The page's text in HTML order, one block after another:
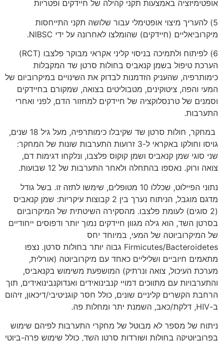
אופטימיזציה באמצעות תקני קהילה של חיידקים ופטריות
5) להעריך מיצוי אופטימלי עבור שלושה תקני התייחסות
מיקרוביאליים (חיידקים) שהומלצו לאחרונה על ידי NIBSC.
6) לפיתוח ולתמיכה בניסוי קליני אקראי מבוקר פלצבו (RCT)
הערכת טיפול בשמן קנאביס בחולות סרטן שד המקבלות
כימותרפיה, שהעניק הזדמנות לבדוק את השינויים במיקרוביום של
המעי והפה, ציטוקינים, מטבוליטים בצואה, שמקורם בחיידקים
וסמנים של טרנסלוקציה של חיידקים למחזור הדם, לפני ואחרי
התערבות.
במחקר, חולות סרטן שד שקיבלו כימותרפיה, מעל גיל 18 שנים,
גויסו וחולקו באקראי ל-3 זרועות התערבות שונות של המחקר:
שני סוגי שמן קנאביס ושמן קוקוס פלצבו, ונלקחו דגימות דם,
צואה ורוק. נאספו בהתחלה ולאחר התערבות של 12 שבועות.
נתוני הפיילוט, שכללו 10 מטופלים, שימשו לתזה זו. בשל גודל
מדגם מוגבל, הניתוח נערך בין 2 קבוצות עיקריות: שמן קנאביס
(2 סוגים) לעומת פלצבו. מהסקירה השיטתית של המיקרוביום
בסרטן השד, הוא גילה מגוון חיידקים נמוך יותר ודפוסים ייחודיים
של המיקרוביוטה של ​​המעי, במיוחד יחס
Firmicutes/Bacteroidetes גבוה יותר בחולות סרטן. נצפו
מתאמים חיוביים ושליליים כאחד עם מיקרוביוטה (אורלית,
מערכת העיכול, צואה ונרתיק) המושפעת משימוש בקנאביס,
והתערבויות עם מתווכים דמויי קנבינואידים ואנדוקנבינואידים, תוך
הרחבת הקשרים קליניים שונים, כולל חסר קוגניטיבי/דיכאון, זיהום
ב-HIV, דלקת/כאב, השמנת יתר ומחלות פה.
ניתוח של מספר לא מבוטל של מחקרי התערבות לפיהם שימוש
בפרוביוטיקה בחולות ושורדות סרטן השד, כולל שימוש פרה-ביוטי